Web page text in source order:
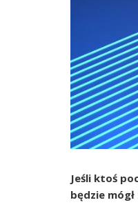
Jeśli ktoś
będzie